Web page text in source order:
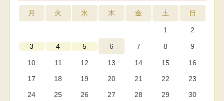
月 火 水 木 金 土 日
1 2
3 4 5 6 7 8 9
10 11 12 13 14 15
16
17
18 19 20 21 22
23
24
25 26 27 28 29 30